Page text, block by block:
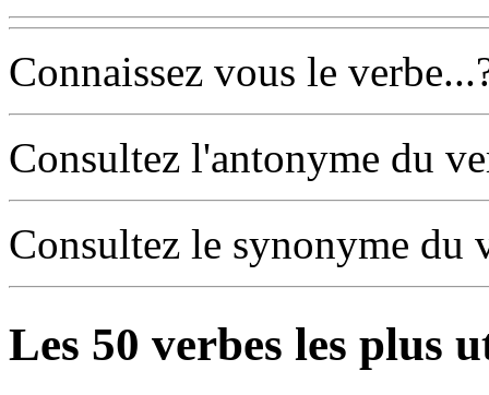
Connaissez vous le
Consultez l'antonyme du
Consultez le synonyme du
Les 50 verbes les plus